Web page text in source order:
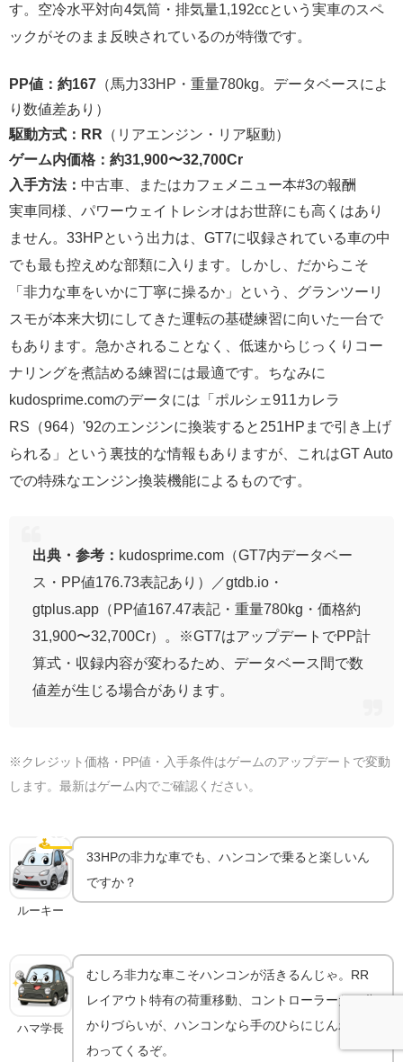
す。空冷水平対向4気筒・排気量1,192ccという実車のスペ
ックがそのまま反映されているのが特徴です。
PP値：約167 （馬力33HP・重量780kg。データベースによ
り数値差あり）
駆動方式：RR （リアエンジン・リア駆動）
ゲーム内価格：約31,900〜32,700Cr
入手方法： 中古車、またはカフェメニュー本#3の報酬
実車同様、パワーウェイトレシオはお世辞にも高くはあり
ません。33HPという出力は、GT7に収録されている車の中
でも最も控えめな部類に入ります。しかし、だからこそ
「非力な車をいかに丁寧に操るか」という、グランツーリ
スモが本来大切にしてきた運転の基礎練習に向いた一台で
もあります。急かされることなく、低速からじっくりコー
ナリングを煮詰める練習には最適です。ちなみに
kudosprime.comのデータには「ポルシェ911カレラ
RS（964）'92のエンジンに換装すると251HPまで引き上げ
られる」という裏技的な情報もありますが、これはGT Auto
での特殊なエンジン換装機能によるものです。
出典・参考： kudosprime.com（GT7内データベー
ス・PP値176.73表記あり）／gtdb.io・
gtplus.app（PP値167.47表記・重量780kg・価格約
31,900〜32,700Cr）。※GT7はアップデートでPP計
算式・収録内容が変わるため、データベース間で数
値差が生じる場合があります。
※クレジット価格・PP値・入手条件はゲームのアップデートで変動
します。最新はゲーム内でご確認ください。
🕹️ ハンコン
ハンコンで乗るともっと気持ちいい｜機材ガイド
ルーキー
33HPの非力な車でも、ハンコンで乗ると楽しいん
ですか？
ハマ学長
むしろ非力な車こそハンコンが活きるんじゃ。RR
レイアウト特有の荷重移動、コントローラーだと分
かりづらいが、ハンコンなら手のひらにじんわり伝
わってくるぞ。